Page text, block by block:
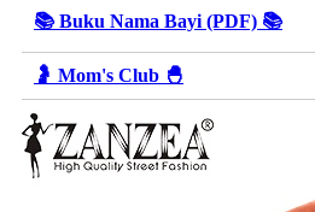
📚 Buku Nama Bayi (PDF) 📚
🤰 Mom's Club 🐣